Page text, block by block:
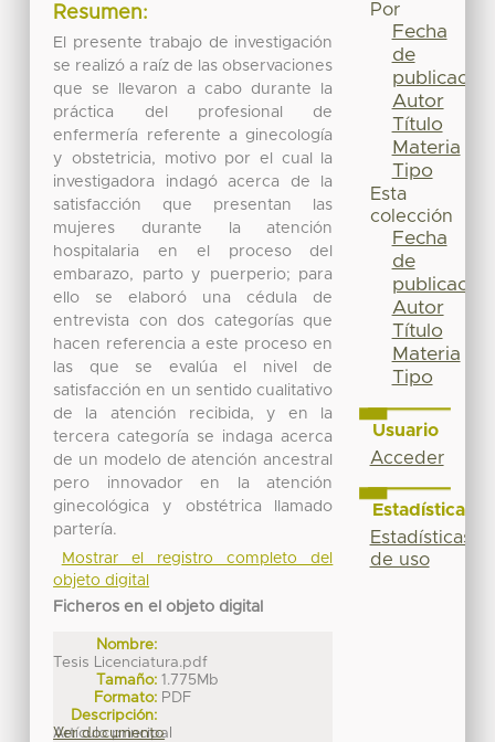
Resumen:
El presente trabajo de investigación
se realizó a raíz de las observaciones
que se llevaron a cabo durante la
práctica del profesional de
enfermería referente a ginecología
y obstetricia, motivo por el cual la
investigadora indagó acerca de la
satisfacción que presentan las
mujeres durante la atención
hospitalaria en el proceso del
embarazo, parto y puerperio; para
ello se elaboró una cédula de
entrevista con dos categorías que
hacen referencia a este proceso en
las que se evalúa el nivel de
satisfacción en un sentido cualitativo
de la atención recibida, y en la
tercera categoría se indaga acerca
de un modelo de atención ancestral
pero innovador en la atención
ginecológica y obstétrica llamado
partería.
Mostrar el registro completo del
objeto digital
Ficheros en el objeto digital
Nombre:
Tesis Licenciatura.pdf
Tamaño: 1.775Mb
Formato: PDF
Descripción:
Artículo principal
Ver documento
Por
Fecha
de
publicación
Autor
Título
Materia
Tipo
Esta
colección
Fecha
de
publicación
Autor
Título
Materia
Tipo
Usuario
Acceder
Estadísticas
Estadísticas
de uso